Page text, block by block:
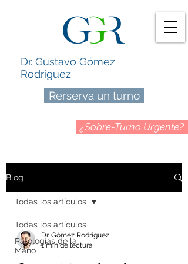
Dr. Gustavo Gómez
Rodríguez
¿Sobre-Turno Urgente?
Rerserva un turno
Blog
Todas los artículos
Patologías de la
Mano
Todas los artículos
Dr. Gómez Rodríguez
1 min de lectura